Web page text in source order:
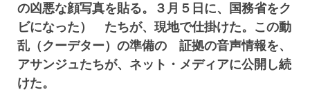
の凶悪な顔写真を貼る。３月５日に、国務省をク
ビになった） たちが、現地で仕掛けた。この動
乱（クーデター）の準備の 証拠の音声情報を、
アサンジュたちが、ネット・メディアに公開し続
けた。